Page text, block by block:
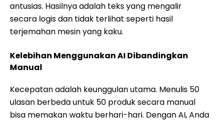
antusias. Hasilnya adalah teks yang mengalir
secara logis dan tidak terlihat seperti hasil
terjemahan mesin yang kaku.
Kelebihan Menggunakan AI Dibandingkan
Manual
Kecepatan adalah keunggulan utama. Menulis 50
ulasan berbeda untuk 50 produk secara manual
bisa memakan waktu berhari-hari. Dengan AI, Anda